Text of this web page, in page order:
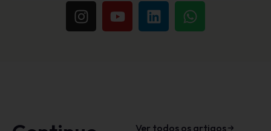
Ver todos os artigos